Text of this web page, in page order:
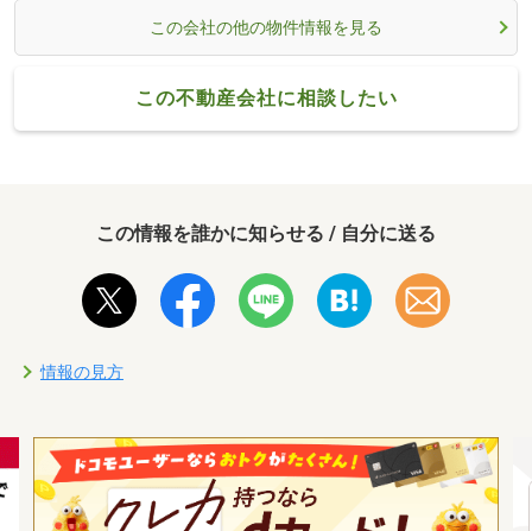
この会社の他の物件情報を見る
この不動産会社に相談したい
この情報を誰かに知らせる / 自分に送る
情報の見方